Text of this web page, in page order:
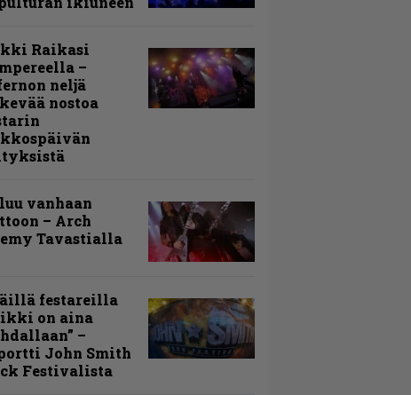
Raikasi
–
neljä
nostoa
vanhaan
– Arch
Tavastialla
festareilla
on aina
–
John Smith
Festivalista